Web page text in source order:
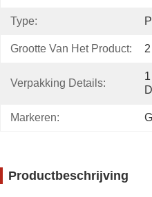
Type:
Grootte Van Het Product:
Verpakking Details:
Markeren:
Productbeschrijving